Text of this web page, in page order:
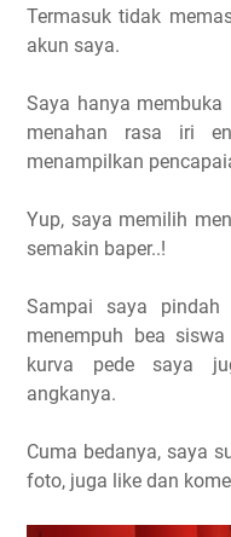
Termasuk tidak
akun saya.
Saya hanya membuka
menahan rasa iri
menampilkan
Yup, saya memilih
semakin baper..!
Sampai saya
menempuh bea
kurva pede saya
angkanya.
Cuma bedanya, saya
foto, juga like dan